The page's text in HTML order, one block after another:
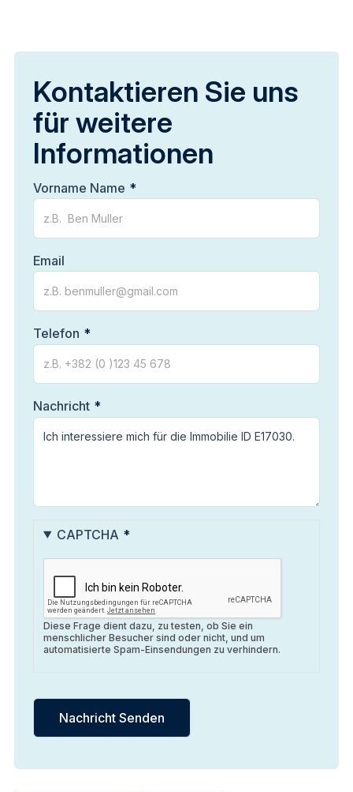
Kontaktieren Sie uns
für weitere
Informationen
Vorname Name
Email
Telefon
Nachricht
CAPTCHA
Diese Frage dient dazu, zu testen, ob Sie ein
menschlicher Besucher sind oder nicht, und um
automatisierte Spam-Einsendungen zu verhindern.